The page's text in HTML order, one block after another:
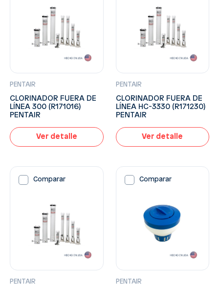
PENTAIR
CLORINADOR FUERA DE
LÍNEA 300 (R171016)
PENTAIR
Ver detalle
PENTAIR
CLORINADOR FUERA DE
LÍNEA HC-3330 (R171230)
PENTAIR
Ver detalle
Comparar
PENTAIR
Comparar
PENTAIR